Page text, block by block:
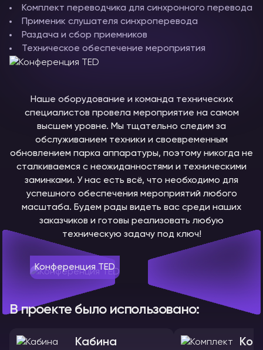
Комплект переводчика для синхронного перевода
Применик слушателя синхроперевода
Раздача и сбор приемников
Техническое обеспечение мероприятия
Наше оборудование и команда технических
специалистов провела мероприятие на самом
высшем уровне. Мы тщательно следим за
обслуживанием техники и своевременным
обновлением парка аппаратуры, поэтому никогда не
сталкиваемся с неожиданностями и техническими
заминками. У нас есть всё, что необходимо для
успешного обеспечения мероприятий любого
масштаба. Будем рады видеть вас среди наших
заказчиков и готовы реализовать любую
техническую задачу под ключ!
Конференция TED
В проекте было использовано:
Кабина